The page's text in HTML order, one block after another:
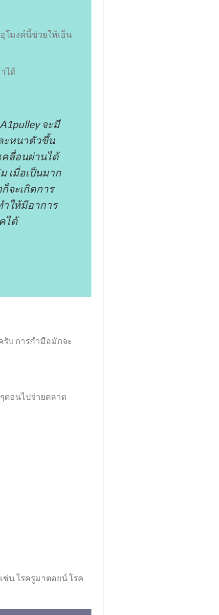
โมงค์นี้ช่วยให้เอ็น
ได้
จะมี
ะหนาตัวขึ้น
คลื่อนผ่านได้
เมื่อเป็นมาก
จะเกิดการ
ำให้มีอาการ
ได้
บ การกำมือมักจะ
ตอนไปจ่ายตลาด
น โรครูมาตอยน์ โรค